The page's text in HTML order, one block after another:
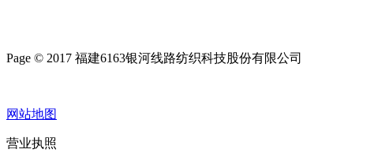
Page © 2017 福建6163银河线路纺织科技股份有限公司
网站地图
营业执照